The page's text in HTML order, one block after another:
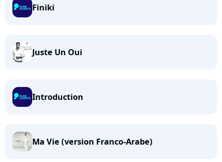
Finiki
Juste Un Oui
Introduction
Ma Vie (version Franco-Arabe)